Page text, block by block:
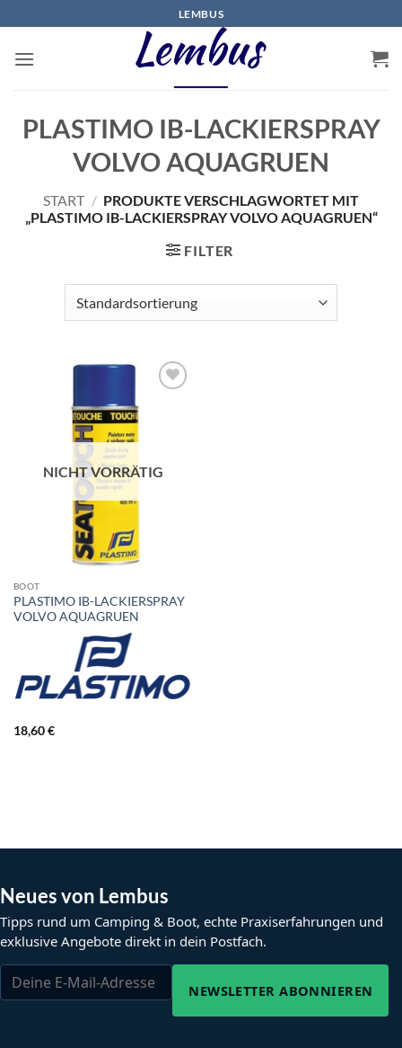
Inhalt
springen
LEMBUS
PLASTIMO IB-LACKIERSPRAY
VOLVO AQUAGRUEN
START / PRODUKTE VERSCHLAGWORTET MIT
„PLASTIMO IB-LACKIERSPRAY VOLVO AQUAGRUEN“
FILTER
NICHT VORRÄTIG
BOOT
PLASTIMO IB-LACKIERSPRAY
VOLVO AQUAGRUEN
18,60€
Neues von Lembus
Tipps rund um Camping & Boot, echte Praxiserfahrungen und
exklusive Angebote direkt in dein Postfach.
NEWSLETTER ABONNIEREN